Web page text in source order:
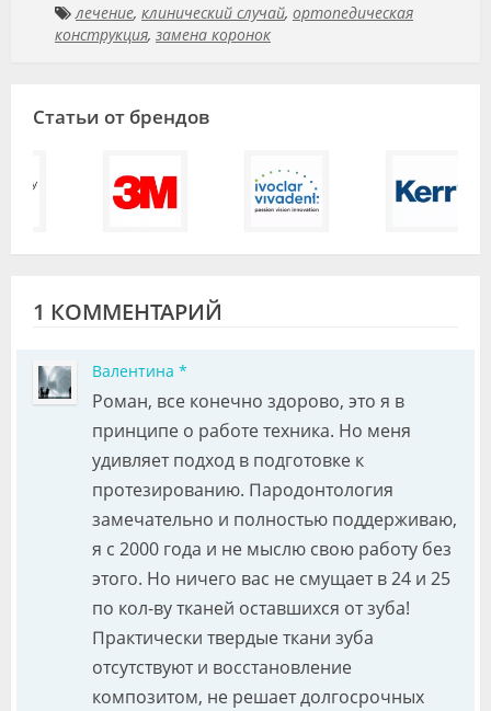
лечение, клинический случай, ортопедическая
конструкция, замена коронок
Статьи от брендов
1 КОММЕНТАРИЙ
Валентина *
Роман, все конечно здорово, это я в
принципе о работе техника. Но меня
удивляет подход в подготовке к
протезированию. Пародонтология
замечательно и полностью поддерживаю,
я с 2000 года и не мыслю свою работу без
этого. Но ничего вас не смущает в 24 и 25
по кол-ву тканей оставшихся от зуба!
Практически твердые ткани зуба
отсутствуют и восстановление
композитом, не решает долгосрочных